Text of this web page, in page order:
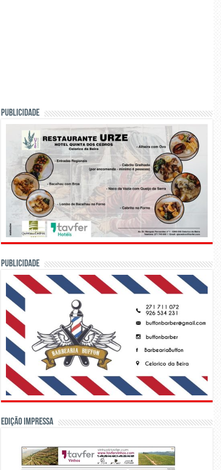
PUBLICIDADE
PUBLICIDADE
Edição Impressa